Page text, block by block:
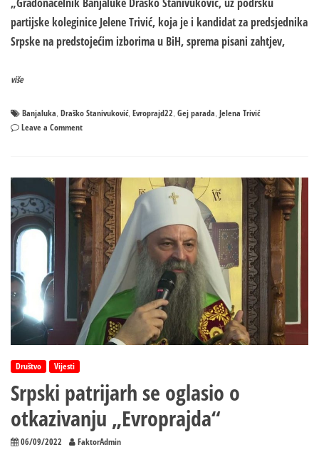
partijske koleginice Jelene Trivić, koja je i kandidat za predsjednika
Srpske na predstojećim izborima u BiH, sprema pisani zahtjev,
više
Banjaluka, Draško Stanivuković, Evroprajd22, Gej parada, Jelena Trivić
Leave a Commenton
dovode
GEJ
PARADU
Banjaluku?
Društvo Vijesti
Srpski patrijarh se oglasio o
otkazivanju „Evroprajda“
06/09/2022 FaktorAdmin